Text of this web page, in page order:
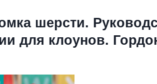
шерсти.
для клоунов.